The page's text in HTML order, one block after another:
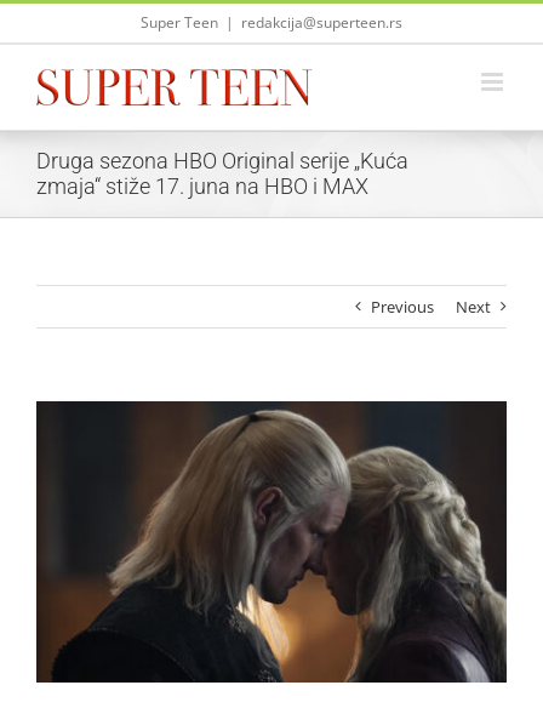
Skip
Super Teen | redakcija@superteen.rs
Druga sezona HBO Original serije „Kuća
zmaja“ stiže 17. juna na HBO i MAX
Previous Next